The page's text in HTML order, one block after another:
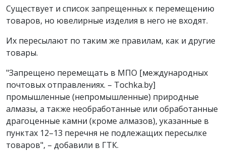
Существует и список запрещенных к перемещению
товаров, но ювелирные изделия в него не входят.
Их пересылают по таким же правилам, как и другие
товары.
"Запрещено перемещать в МПО [международных
почтовых отправлениях. – Tochka.by]
промышленные (непромышленные) природные
алмазы, а также необработанные или обработанные
драгоценные камни (кроме алмазов), указанные в
пунктах 12–13 перечня не подлежащих пересылке
товаров", – добавили в ГТК.